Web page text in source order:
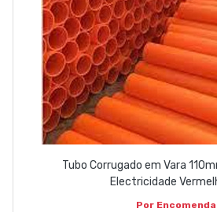
Tubo Corrugado em Vara
Electricidade
Por Encomenda